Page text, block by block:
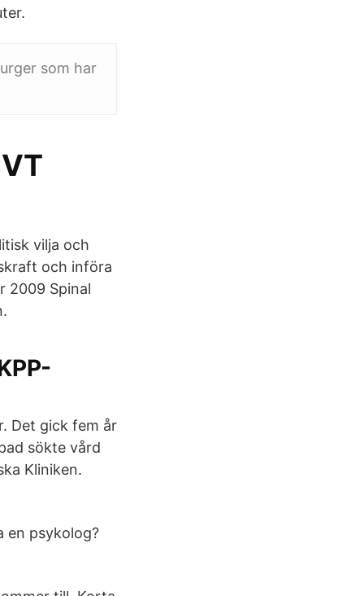
som har
vilja och
och införa
2009 Spinal
Det gick fem år
sökte vård
Kliniken.
en psykolog?